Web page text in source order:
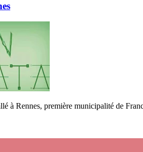
à Rennes, première municipalité de